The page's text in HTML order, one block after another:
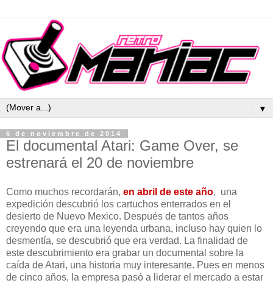
▼
6 de noviembre de 2014
El documental Atari: Game Over, se
estrenará el 20 de noviembre
Como muchos recordarán, en abril de este año, una
expedición descubrió los cartuchos enterrados en el
desierto de Nuevo Mexico. Después de tantos años
creyendo que era una leyenda urbana, incluso hay quien lo
desmentía, se descubrió que era verdad. La finalidad de
este descubrimiento era grabar un documental sobre la
caída de Atari, una historia muy interesante. Pues en menos
de cinco años, la empresa pasó a liderar el mercado a estar